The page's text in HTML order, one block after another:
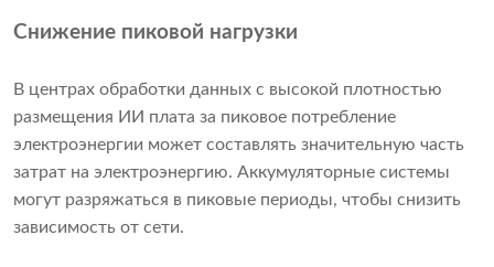
Снижение пиковой нагрузки
В центрах обработки данных с высокой плотностью
размещения ИИ плата за пиковое потребление
электроэнергии может составлять значительную часть
затрат на электроэнергию. Аккумуляторные системы
могут разряжаться в пиковые периоды, чтобы снизить
зависимость от сети.